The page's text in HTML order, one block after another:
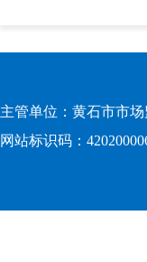
主管单位：黄石市市
网站标识码：